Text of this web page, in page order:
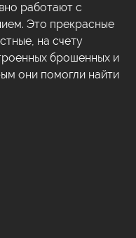
работают с
Это прекрасные
на счету
брошенных и
они помогли найти